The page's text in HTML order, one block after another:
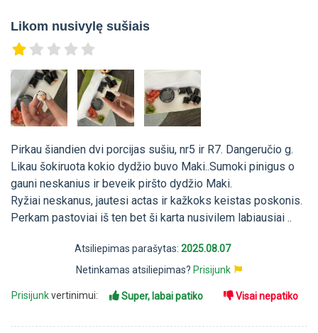
Likom nusivylę sušiais
Pirkau šiandien dvi porcijas sušiu, nr5 ir R7. Dangeručio g.
Likau šokiruota kokio dydžio buvo Maki..Sumoki pinigus o
gauni neskanius ir beveik piršto dydžio Maki.
Ryžiai neskanus, jautesi actas ir kažkoks keistas poskonis.
Perkam pastoviai iš ten bet ši karta nusivilem labiausiai ..
Atsiliepimas parašytas: 2025.08.07
Netinkamas atsiliepimas? Prisijunk
Prisijunkvertinimui: Super, labai patiko Visai nepatiko